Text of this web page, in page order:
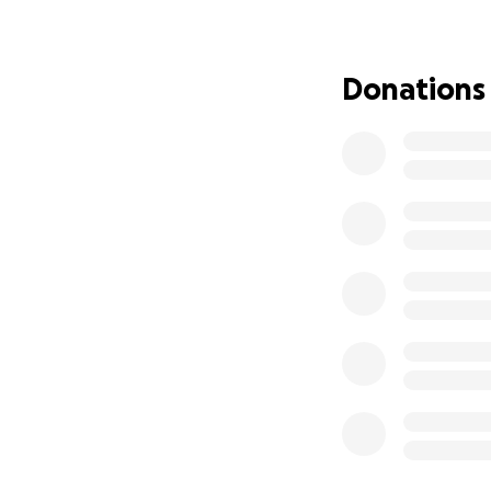
can, but the
Donations